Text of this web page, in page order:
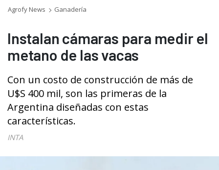
Agrofy News Ganadería
Instalan cámaras para medir el
metano de las vacas
Con un costo de construcción de más de
U$S 400 mil, son las primeras de la
Argentina diseñadas con estas
características.
INTA